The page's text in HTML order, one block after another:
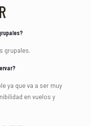
grupales.
ya que va a ser muy
en vuelos y